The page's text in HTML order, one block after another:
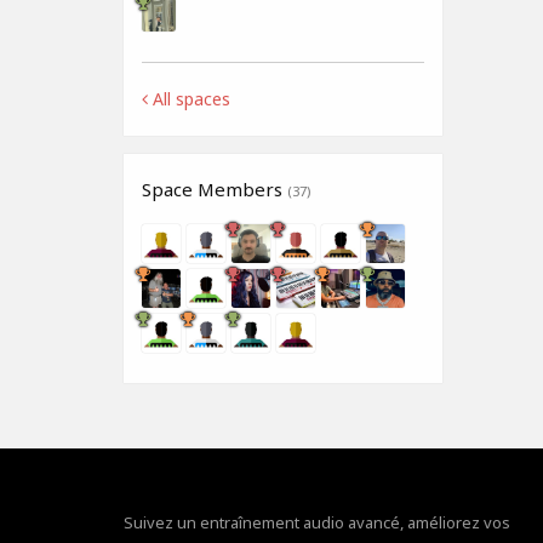
All spaces
Space Members (37)
Suivez un entraînement audio avancé, améliorez vos